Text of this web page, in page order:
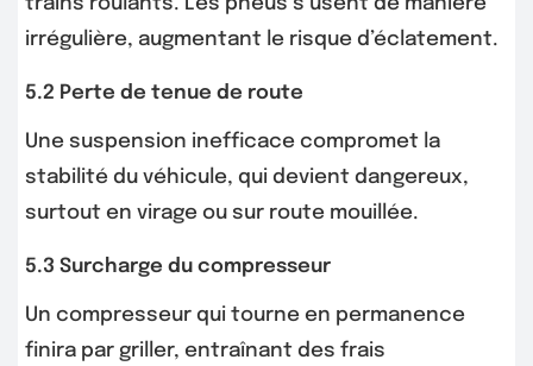
trains roulants. Les pneus s’usent de manière
irrégulière, augmentant le risque d’éclatement.
5.2 Perte de tenue de route
Une suspension inefficace compromet la
stabilité du véhicule, qui devient dangereux,
surtout en virage ou sur route mouillée.
5.3 Surcharge du compresseur
Un compresseur qui tourne en permanence
finira par griller, entraînant des frais